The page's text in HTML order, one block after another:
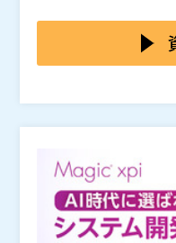
り、自治体においても
なく、“全体としてど
す。
直している ・窓口支
えている ・標準準拠
特に、システムごと
体では、フロントヤー
運用負荷が複雑化し
さらに、2025年度末